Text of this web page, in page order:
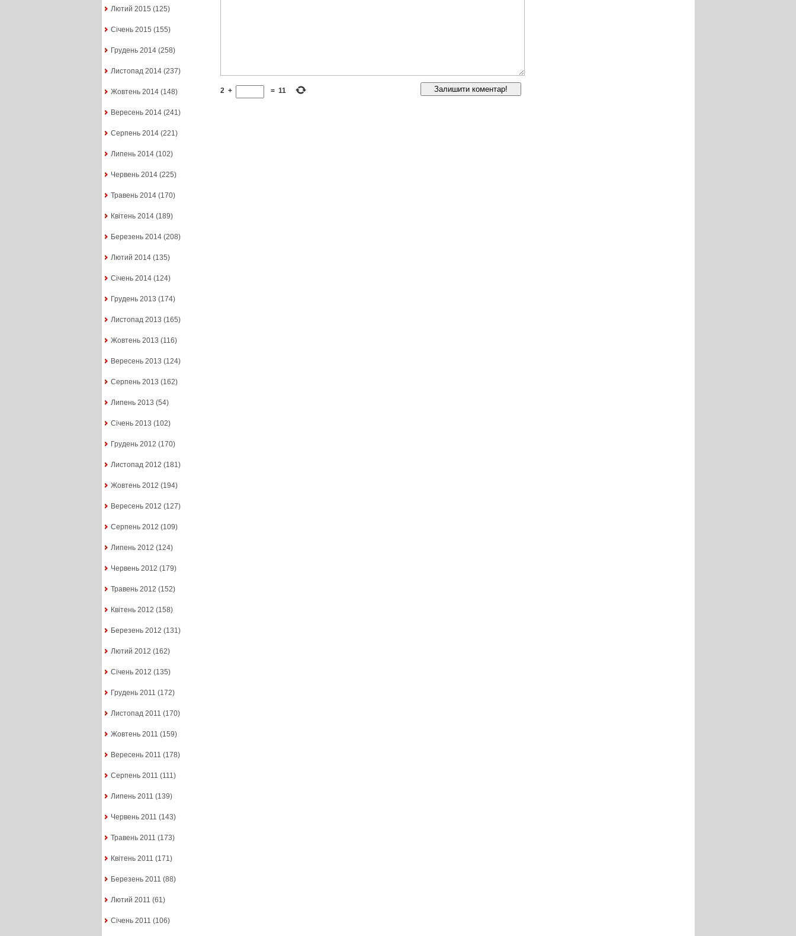
Лютий 2015 (125)
Січень 2015 (155)
Грудень 2014(258)
Листопад 2014(237)
Жовтень 2014(148)
Вересень 2014(241)
Серпень 2014(221)
Липень 2014(102)
Червень 2014(225)
Травень 2014(170)
Квітень 2014(189)
Березень 2014(208)
Лютий 2014(135)
Січень 2014(124)
Грудень 2013 (174)
Листопад 2013 (165)
Жовтень 2013 (116)
Вересень 2013 (124)
Серпень 2013 (162)
Липень 2013 (54)
Січень 2013 (102)
Грудень 2012 (170)
Листопад 2012 (181)
Жовтень 2012 (194)
Вересень 2012 (127)
Серпень 2012 (109)
Липень 2012 (124)
Червень 2012 (179)
Травень 2012 (152)
Квітень 2012 (158)
Березень 2012 (131)
Лютий 2012 (162)
Січень 2012 (135)
Грудень 2011 (172)
Листопад 2011 (170)
Жовтень 2011 (159)
Вересень 2011 (178)
Серпень 2011 (111)
Липень 2011 (139)
Червень 2011 (143)
Травень 2011 (173)
Квітень 2011 (171)
Березень 2011 (88)
Лютий 2011 (61)
Січень 2011 (106)
2 + = 11